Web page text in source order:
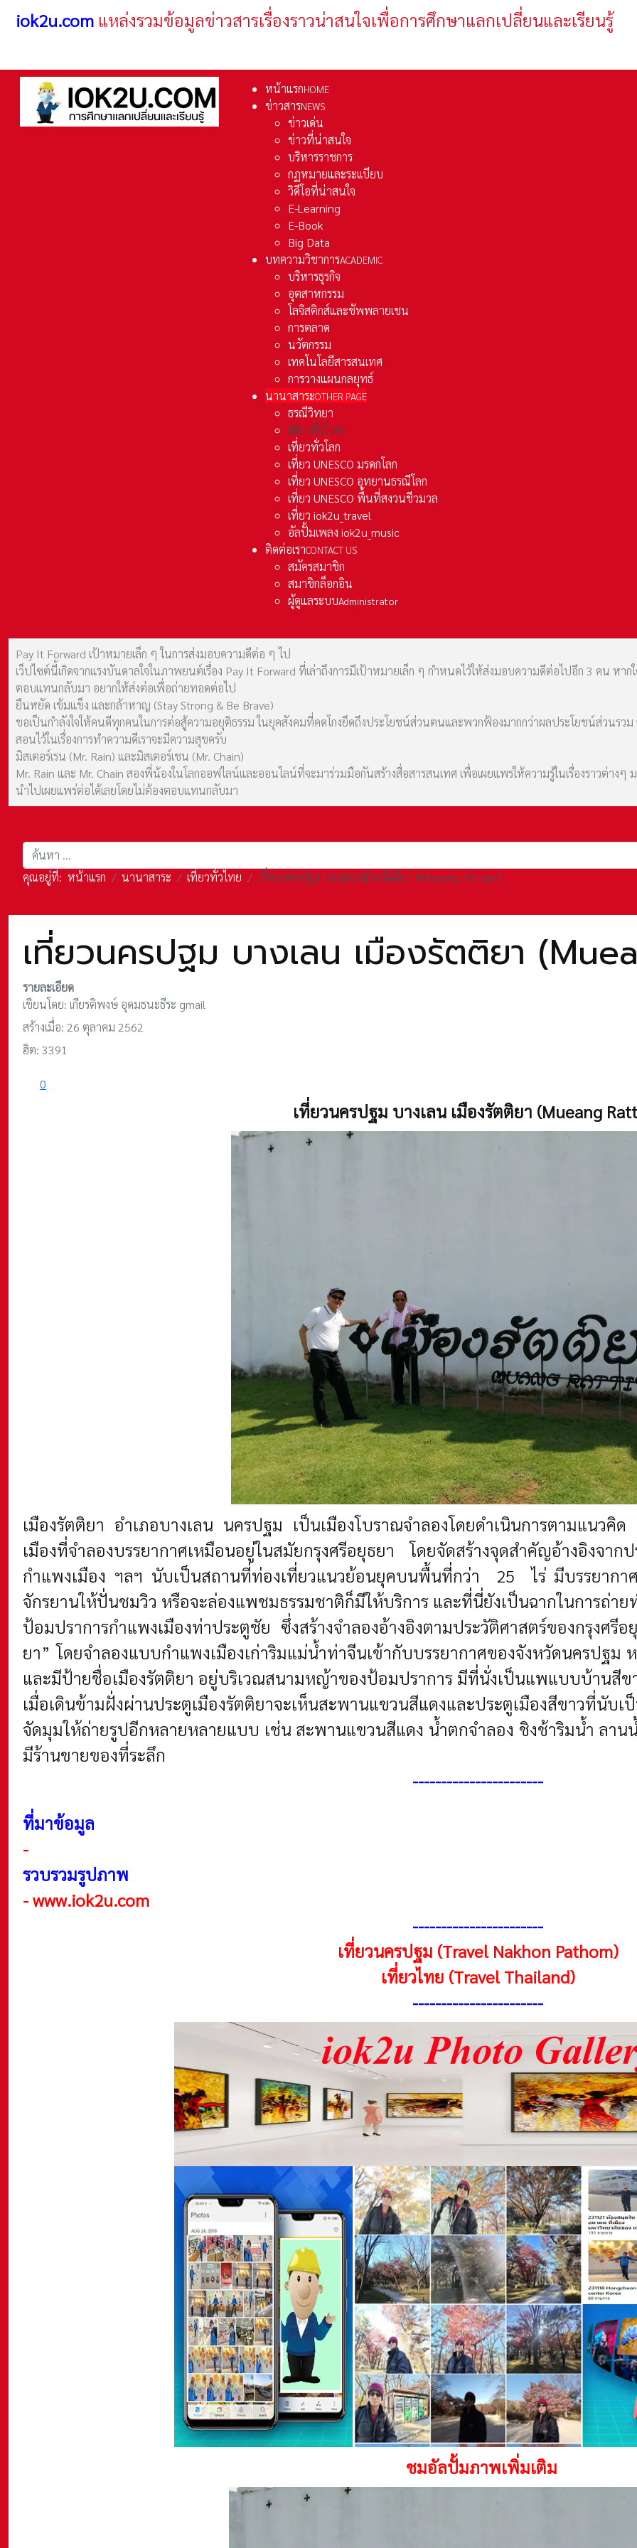
iok2u.com แหล่งรวมข้อมูลข่าวสารเรื่องราวน่าสนใจเพื่อการศึกษาแลกเปลี่ยนและเรียนรู้
หน้าแรกHOME
ข่าวสารNEWS
ข่าวเด่น
ข่าวที่น่าสนใจ
บริหารราชการ
กฏหมายและระเเบียบ
วิดีโอที่น่าสนใจ
E-Learning
E-Book
Big Data
บทความวิชาการACADEMIC
บริหารธุรกิจ
อุตสาหกรรม
โลจิสติกส์และชัพพลายเชน
การตลาด
นวัตกรรม
เทคโนโลยีสารสนเทศ
การวางแผนกลยุทธ์
นานาสาระOTHER PAGE
ธรณีวิทยา
เที่ยวทั่วไทย
เที่ยวทั่วโลก
เที่ยว UNESCO มรดกโลก
เที่ยว UNESCO อุทยานธรณีโลก
เที่ยว UNESCO พื้นที่สงวนชีวมวล
เที่ยว iok2u_travel
อัลปั้มเพลง iok2u_music
ติดต่อเราCONTACT US
สมัครสมาชิก
สมาชิกล็อกอิน
ผู้ดูแลระบบAdministrator
Pay It Forward เป้าหมายเล็ก ๆ ในการส่งมอบความดีต่อ ๆ ไป
เว็ปไซต์นี้เกิดจากแรงบันดาลใจในภาพยนต์เรื่อง Pay It Forward ที่เล่าถึงการมีเป้าหมายเล็ก ๆ กำหนดไว้ให้ส่งมอบความดีต่อไปอีก 3 คน หา
ตอบแทนกลับมา อยากให้ส่งต่อเพื่อถ่ายทอดต่อไป
ยืนหยัด เข้มแข็ง และกล้าหาญ (Stay Strong & Be Brave)
ขอเป็นกำลังใจให้คนดีทุกคนในการต่อสู้ความอยุติธรรม ในยุคสังคมที่คดโกงยึดถึงประโยชน์ส่วนตนและพวกฟ้องมากกว่าผลประโยชน์ส่วนร
สอนไว้ในเรื่องการทำความดีเราจะมีความสุขครับ
มิสเตอร์เรน (Mr. Rain) และมิสเตอร์เชน (Mr. Chain)
Mr. Rain และ Mr. Chain สองพี่น้องในโลกออฟไลน์และออนไลน์ที่จะมาร่วมมือกันสร้างสื่อสารสนเทศ เพื่อเผยแพร่ให้ความรู้ในเรื่องราวต่างๆ
นำไปเผยแพร่ต่อได้เลยโดยไม่ต้องตอบแทนกลับมา
การค้นหา
คุณอยู่ที่: หน้าแรก นานาสาระ เที่ยวทั่วไทย เที่ยวนครปฐม บางเลน เมืองรัตติยา (Mueang Rattiya)
เที่ยวนครปฐม บางเลน เมืองรัตติยา
รายละเอียด
เขียนโดย: เกียรติพงษ์ อุดมธนะธีระ gmail
สร้างเมื่อ: 26 ตุลาคม 2562
ฮิต: 3391
0
เที่ยวนครปฐม บางเลน เมืองรัตติยา (Mueang
เมืองรัตติยา อำเภอบางเลน นครปฐม เป็นเมืองโบราณจำลองโดยดำเนินการตามแนวคิ
เมืองที่จำลองบรรยากาศเหมือนอยู่ในสมัยกรุงศรีอยุธยา โดยจัดสร้างจุดสำคัญอ้างอิงจ
กำแพงเมือง ฯลฯ นับเป็นสถานที่ท่องเที่ยวแนวย้อนยุคบนพื้นที่กว่า 25 ไร่ มีบรรยากา
จักรยานให้ปั่นชมวิว หรือจะล่องแพชมธรรมชาติก็มีให้บริการ และที่นี่ยังเป็นฉากในการถ่าย
ป้อมปราการกำแพงเมืองท่าประตูชัย ซึ่งสร้างจำลองอ้างอิงตามประวัติศาสตร์ของกรุงศ
ยา” โดยจำลองแบบกำแพงเมืองเก่าริมแม่น้ำท่าจีนเข้ากับบรรยากาศของจังหวัดนครปฐม
และมีป้ายชื่อเมืองรัตติยา อยู่บริเวณสนามหญ้าของป้อมปราการ มีที่นั่งเป็นแพแบบบ้านสีข
เมื่อเดินข้ามฝั่งผ่านประตูเมืองรัตติยาจะเห็นสะพานแขวนสีแดงและประตูเมืองสีขาวที่นั
จัดมุมให้ถ่ายรูปอีกหลายหลายแบบ เช่น สะพานแขวนสีแดง น้ำตกจำลอง ชิงช้าริมน้ำ ลาน
มีร้านขายของที่ระลึก
-----------------------
ที่มาข้อมูล
-
รวบรวมรูปภาพ
-www.iok2u.com
-----------------------
เที่ยวนครปฐม (Travel Nakhon Pathom)
เที่ยวไทย (Travel Thailand)
-----------------------
ชมอัลปั้มภาพเพิ่มเติม